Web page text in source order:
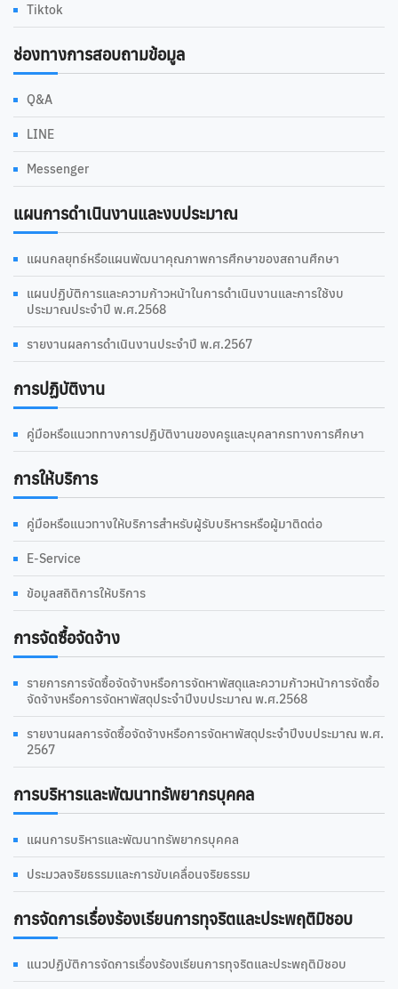
Tiktok
ช่องทางการสอบถามข้อมูล
Q&A
LINE
Messenger
แผนการดำเนินงานและงบประมาณ
แผนกลยุทธ์หรือแผนพัฒนาคุณภาพการศึกษาของสถานศึกษา
แผนปฏิบัติการและความก้าวหน้าในการดำเนินงานและการใช้งบ
ประมาณประจำปี พ.ศ.2568
รายงานผลการดำเนินงานประจำปี พ.ศ.2567
การปฏิบัติงาน
คู่มือหรือแนวททางการปฏิบัติงานของครูและบุคลากรทางการศึกษา
การให้บริการ
คู่มือหรือแนวทางให้บริการสำหรับผู้รับบริหารหรือผู้มาติดต่อ
E-Service
ข้อมูลสถิติการให้บริการ
การจัดซื้อจัดจ้าง
รายการการจัดซื้อจัดจ้างหรือการจัดหาพัสดุและความก้าวหน้าการจัดซื้อ
จัดจ้างหรือการจัดหาพัสดุประจำปีงบประมาณ พ.ศ.2568
รายงานผลการจัดซื้อจัดจ้างหรือการจัดหาพัสดุประจำปีงบประมาณ พ.ศ.
2567
การบริหารและพัฒนาทรัพยากรบุคคล
แผนการบริหารและพัฒนาทรัพยากรบุคคล
ประมวลจริยธรรมและการขับเคลื่อนจริยธรรม
การจัดการเรื่องร้องเรียนการทุจริตและประพฤติมิชอบ
แนวปฏิบัติการจัดการเรื่องร้องเรียนการทุจริตและประพฤติมิชอบ